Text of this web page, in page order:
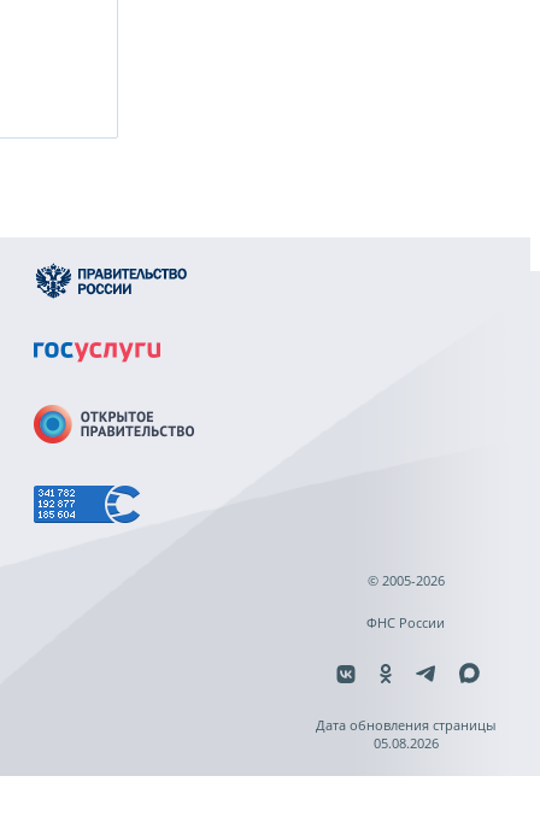
© 2005-2026
ФНС России
Дата обновления страницы
05.08.2026